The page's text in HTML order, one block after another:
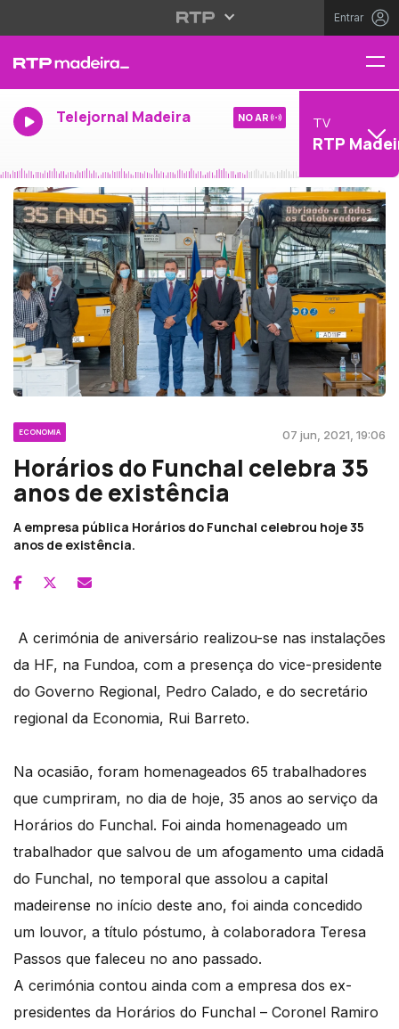
Entrar
Telejornal Madeira NO AR TV
RTP
ECONOMIA 07 jun, 2021, 19:06
Horários do Funchal celebra 35
anos de existência
A empresa pública Horários do Funchal celebrou hoje 35
anos de existência.
A cerimónia de aniversário realizou-se nas instalações
da HF, na Fundoa, com a presença do vice-presidente
do Governo Regional, Pedro Calado, e do secretário
regional da Economia, Rui Barreto.
Na ocasião, foram homenageados 65 trabalhadores
que cumpriram, no dia de hoje, 35 anos ao serviço da
Horários do Funchal. Foi ainda homenageado um
trabalhador que salvou de um afogamento uma cidadã
do Funchal, no temporal que assolou a capital
madeirense no início deste ano, foi ainda concedido
um louvor, a título póstumo, à colaboradora Teresa
Passos que faleceu no ano passado.
A cerimónia contou ainda com a empresa dos ex-
presidentes da Horários do Funchal – Coronel Ramiro